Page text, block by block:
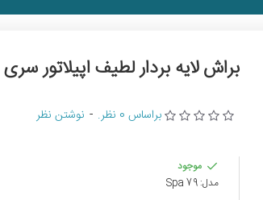
براش لایه بردار لطیف اپیلاتور سری 9 براون
موجود
مدل:79 Spa
براساس 0 نظر. - نوشتن نظر